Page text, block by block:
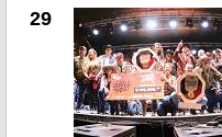
29